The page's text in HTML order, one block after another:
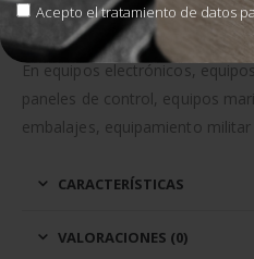
Acepto el tratamiento de datos
APLICACIONES
En equipos electrónicos,
paneles de control, equipos
embalajes, equipamiento
CARACTERÍSTICAS
VALORACIONES (0)